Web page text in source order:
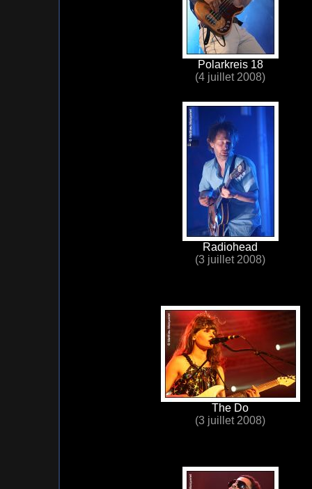
Polarkreis 18
(4 juillet 2008)
Radiohead
(3 juillet 2008)
The Do
(3 juillet 2008)